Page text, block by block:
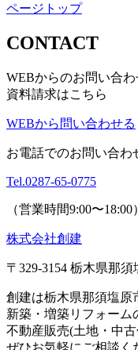
ページトップ
CONTACT
WEBからのお問い合わ
資料請求はこちら
WEBから問い合わせる
お電話でのお問い合わ
Tel.0287-65-0775
（営業時間9:00〜18:00）
株式会社創建
〒329-3154 栃木県那
創建は栃木県那須塩原
新築・増築リフォーム
不動産販売(土地・中